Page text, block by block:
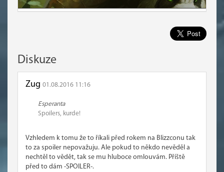
Diskuze
Zug 01.08.2016 11:16
Esperanta
Spoilers, kurde!
Vzhledem k tomu že to říkali před rokem na Blizzconu tak
to za spoiler nepovažuju. Ale pokud to někdo nevěděl a
nechtěl to vědět, tak se mu hluboce omlouvám. Příště
před to dám -SPOILER-.